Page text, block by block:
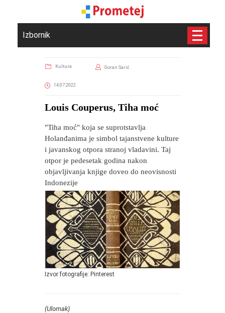
Izbornik
Kultura Goran Sarić
14.07.2022
Louis Couperus, Tiha moć
"Tiha moć" koja se suprotstavlja
Holanđanima je simbol tajanstvene kulture
i javanskog otpora stranoj vladavini. Taj
otpor je pedesetak godina nakon
objavljivanja knjige doveo do neovisnosti
Indonezije
Izvor fotografije: Pinterest
(Ulomak)